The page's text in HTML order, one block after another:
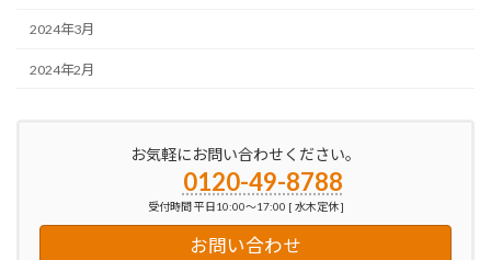
2024年3月
2024年2月
お気軽にお問い合わせください。
0120-49-8788
受付時間 平日10:00～17:00 [ 水木定休 ]
お問い合わせ